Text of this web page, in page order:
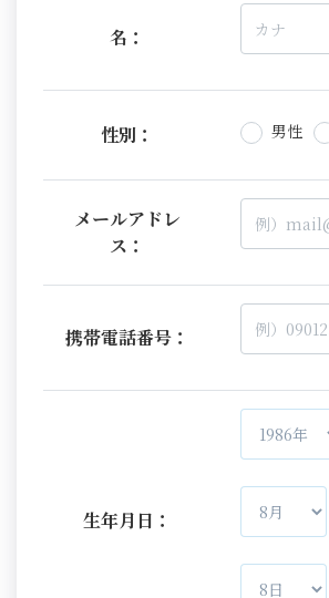
名：
性別： 男性
メールアドレ
ス：
携帯電話番号：
生年月日：